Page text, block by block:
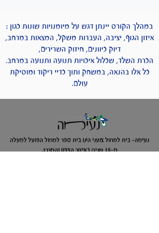
במהלך הקורס יינתן דגש על מיומנויות שונות כגון :
איזון הגוף, יציבה, העברות משקל, המצאות במרחב,
דיוק כיוונים, חיזוק השרירים,
הכרת השלד, שכלול איכויות תנועה ותנועה במרחב.
כל אלו בהנאה, במשחק ותוך כדיי ריקוד ומוסיקת
עולם.
נעימה- בית למחול צועני הינו בית ספר למחול הפועל למעלה
מ-18 שנים באיזור הצפון והמרכז.